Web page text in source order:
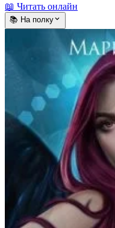
📖 Читать онлайн
📚 На полку